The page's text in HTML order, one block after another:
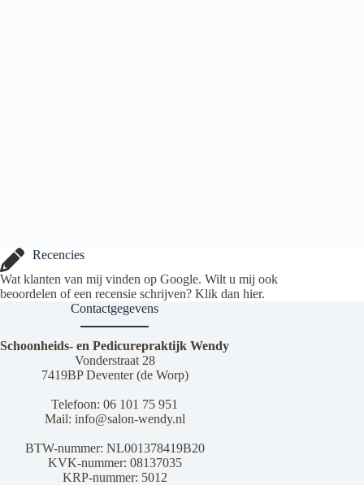
Recencies
Wat klanten van mij vinden op Google. Wilt u mij ook
beoordelen of een recensie schrijven? Klik dan hier.
Contactgegevens
Schoonheids- en Pedicurepraktijk Wendy
Vonderstraat 28
7419BP Deventer (de Worp)
Telefoon: 06 101 75 951
Mail: info@salon-wendy.nl
BTW-nummer: NL001378419B20
KVK-nummer: 08137035
KRP-nummer: 5012